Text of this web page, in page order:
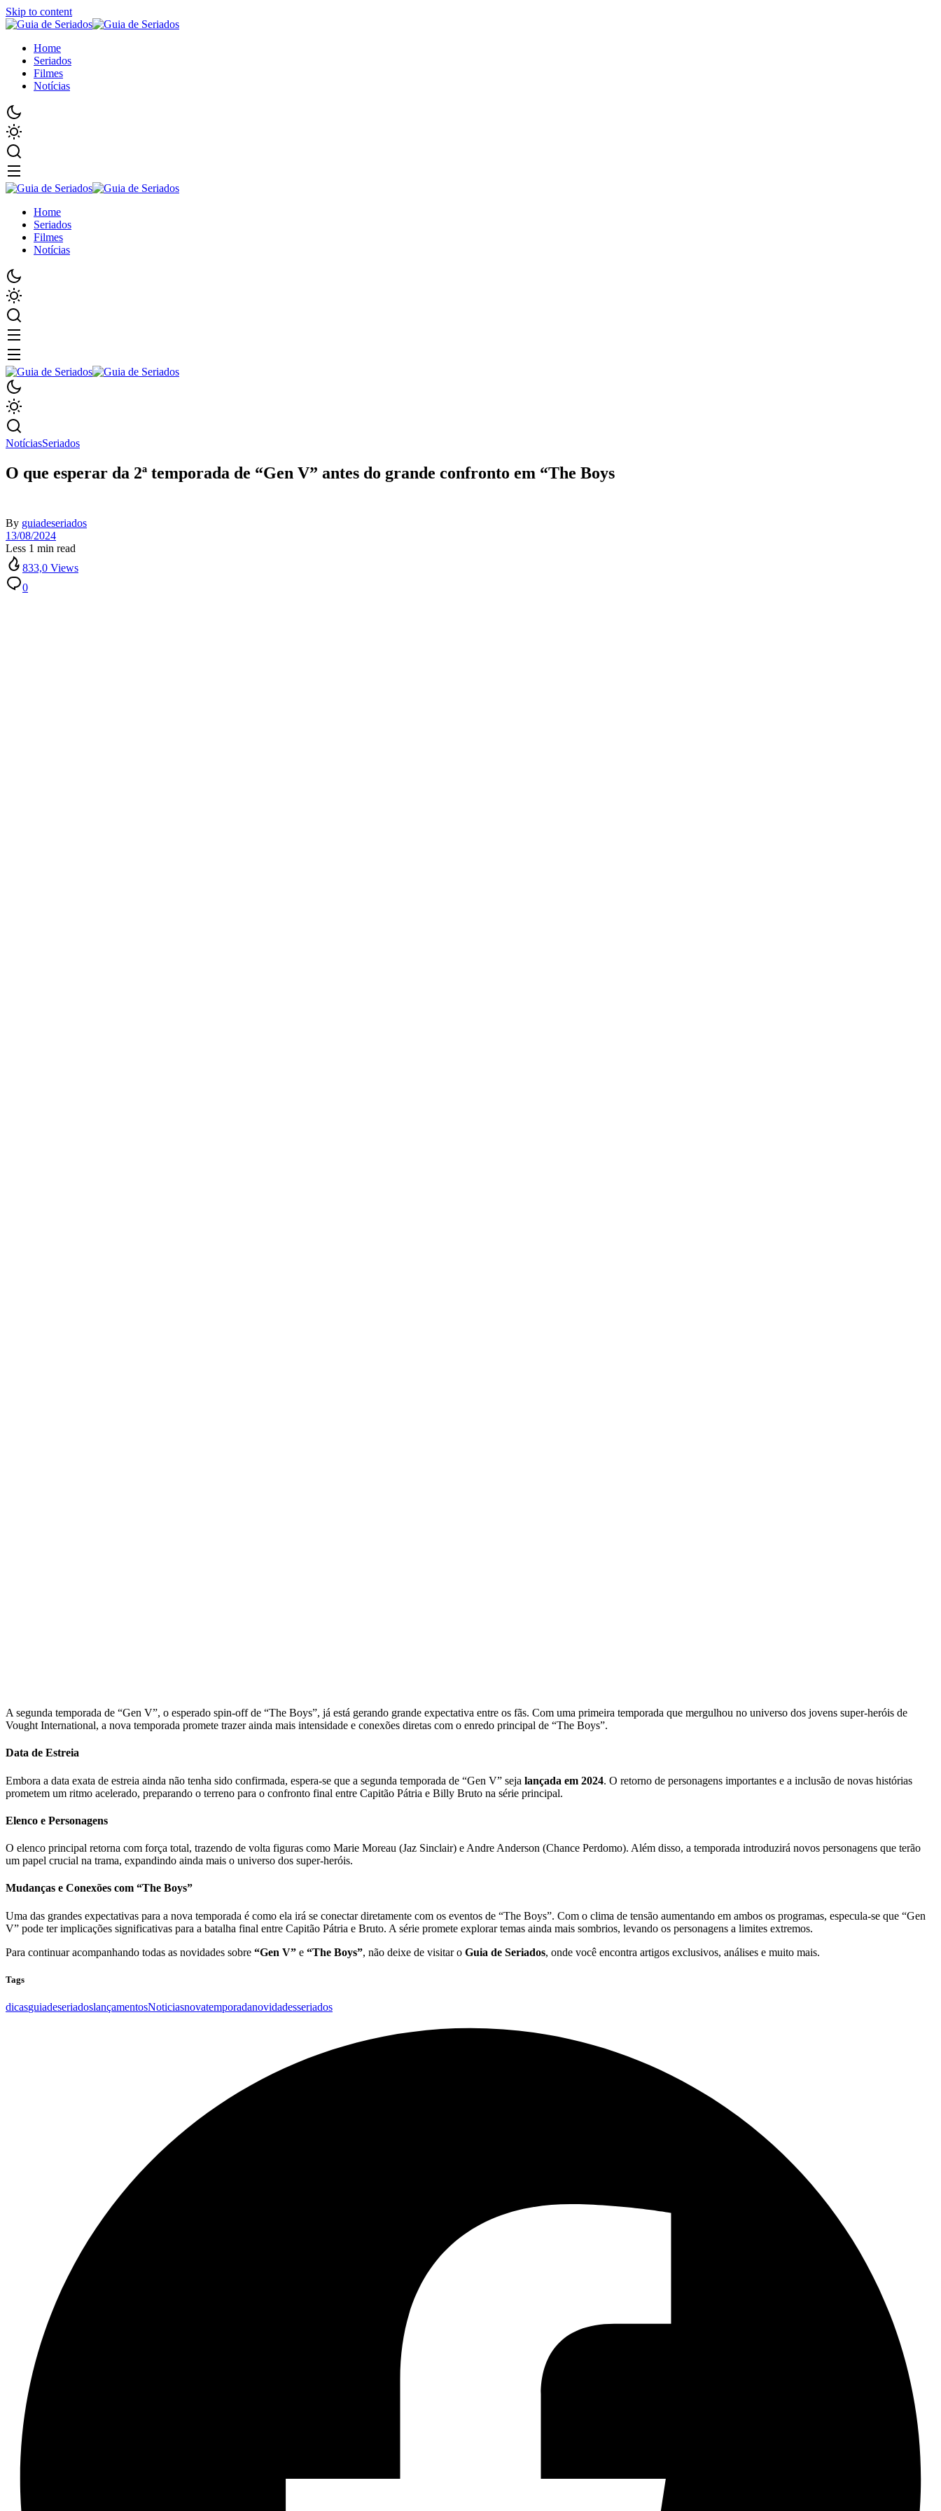
Skip to content
Home
Seriados
Filmes
Notícias
Home
Seriados
Filmes
Notícias
NotíciasSeriados
O que esperar da 2ª temporada de “Gen V” antes do grande confronto em “The Boys
By guiadeseriados
13/08/2024
Less 1 min read
833,0 Views
0
A segunda temporada de “Gen V”, o esperado spin-off de “The Boys”, já está gerando grande expectativa entre os fãs. Com uma primeira temporada que mergulhou no universo dos jovens super-heróis de
Vought International, a nova temporada promete trazer ainda mais intensidade e conexões diretas com o enredo principal de “The Boys”.
Data de Estreia
Embora a data exata de estreia ainda não tenha sido confirmada, espera-se que a segunda temporada de “Gen V” seja lançada em 2024. O retorno de personagens importantes e a inclusão de novas histórias
prometem um ritmo acelerado, preparando o terreno para o confronto final entre Capitão Pátria e Billy Bruto na série principal.
Elenco e Personagens
O elenco principal retorna com força total, trazendo de volta figuras como Marie Moreau (Jaz Sinclair) e Andre Anderson (Chance Perdomo). Além disso, a temporada introduzirá novos personagens que terão
um papel crucial na trama, expandindo ainda mais o universo dos super-heróis.
Mudanças e Conexões com “The Boys”
Uma das grandes expectativas para a nova temporada é como ela irá se conectar diretamente com os eventos de “The Boys”. Com o clima de tensão aumentando em ambos os programas, especula-se que “Gen
V” pode ter implicações significativas para a batalha final entre Capitão Pátria e Bruto. A série promete explorar temas ainda mais sombrios, levando os personagens a limites extremos.
Para continuar acompanhando todas as novidades sobre “Gen V” e “The Boys”, não deixe de visitar o Guia de Seriados, onde você encontra artigos exclusivos, análises e muito mais.
Tags
dicasguiadeseriadoslançamentosNoticiasnovatemporadanovidadesseriados